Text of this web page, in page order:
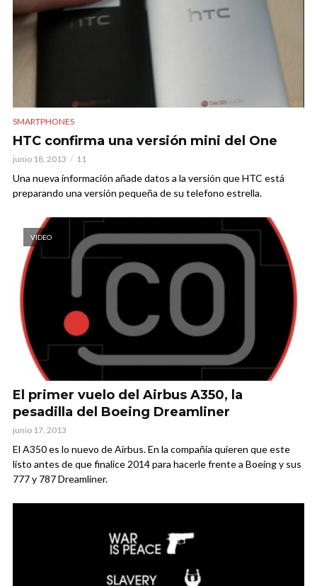
SMARTPHONES
HTC confirma una versión mini del One
junio 18, 2013 11
Una nueva información añade datos a la versión que HTC está
preparando una versión pequeña de su telefono estrella.
VIDEO
El primer vuelo del Airbus A350, la
pesadilla del Boeing Dreamliner
junio 17, 2013
El A350 es lo nuevo de Airbus. En la compañía quieren que este
listo antes de que finalice 2014 para hacerle frente a Boeing y sus
777 y 787 Dreamliner.